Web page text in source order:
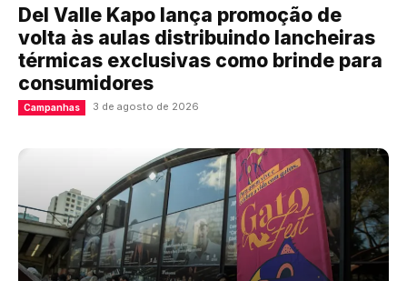
Del Valle Kapo lança promoção de
volta às aulas distribuindo lancheiras
térmicas exclusivas como brinde para
consumidores
Campanhas 3 de agosto de 2026